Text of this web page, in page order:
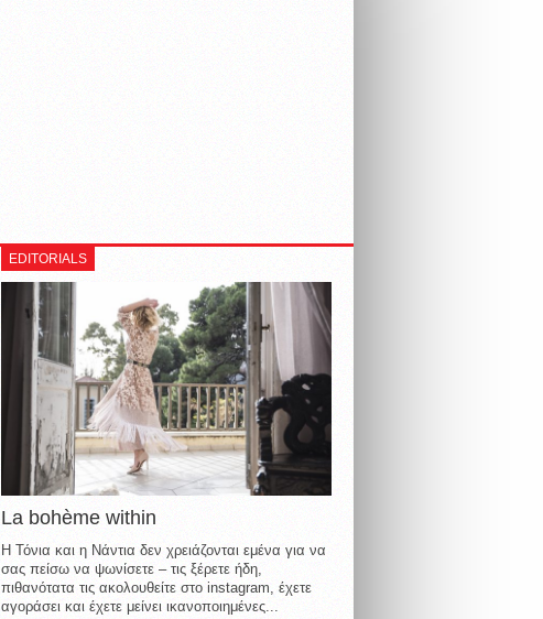
EDITORIALS
La bohème within
Η Τόνια και η Νάντια δεν χρειάζονται εμένα για να
σας πείσω να ψωνίσετε – τις ξέρετε ήδη,
πιθανότατα τις ακολουθείτε στο instagram, έχετε
αγοράσει και έχετε μείνει ικανοποιημένες...